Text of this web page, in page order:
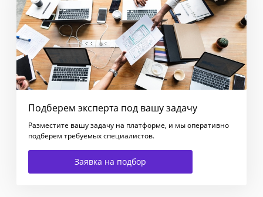
Подберем эксперта под вашу задачу
Разместите вашу задачу на платформе, и мы оперативно
подберем требуемых специалистов.
Заявка на подбор